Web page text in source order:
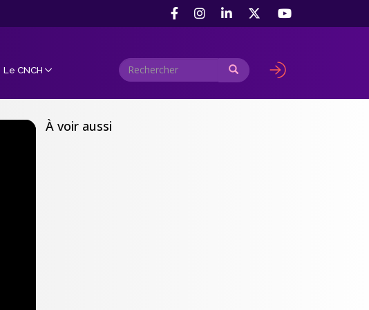
User
account
Le CNCH Rechercher Rechercher
À voir aussi